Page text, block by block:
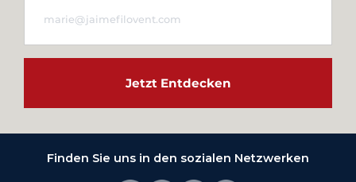
Jetzt Entdecken
Finden Sie uns in den sozialen Netzwerken